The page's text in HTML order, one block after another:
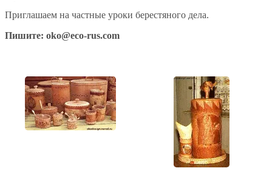
Приглашаем на частные уроки берестяного дела.
Пишите: oko@eco-rus.com